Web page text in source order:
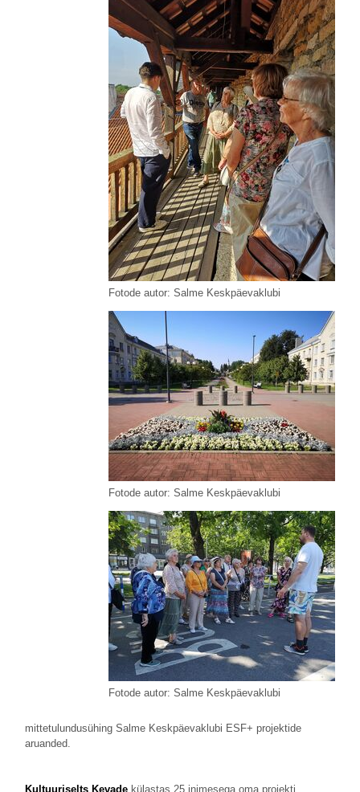
Fotode autor: Salme Keskpäevaklubi
Fotode autor: Salme Keskpäevaklubi
Fotode autor: Salme Keskpäevaklubi
mittetulundusühing Salme Keskpäevaklubi ESF+ projektide
aruanded.
Kultuuriselts Kevadekülastas 25 inimesega oma projekti